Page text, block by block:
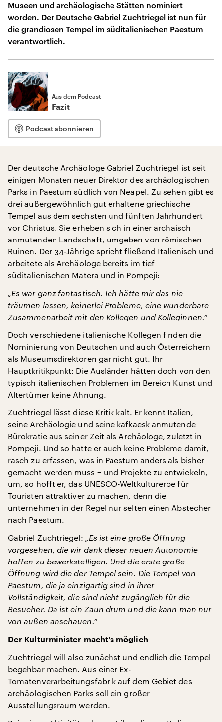
Museen und archäologische Stätten nominiert
worden. Der Deutsche Gabriel Zuchtriegel ist nun für
die grandiosen Tempel im süditalienischen Paestum
verantwortlich.
Aus dem Podcast
Fazit
Podcast abonnieren
Der deutsche Archäologe Gabriel Zuchtriegel ist seit
einigen Monaten neuer Direktor des archäologischen
Parks in Paestum südlich von Neapel. Zu sehen gibt es
drei außergewöhnlich gut erhaltene griechische
Tempel aus dem sechsten und fünften Jahrhundert
vor Christus. Sie erheben sich in einer archaisch
anmutenden Landschaft, umgeben von römischen
Ruinen. Der 34-Jährige spricht fließend Italienisch und
arbeitete als Archäologe bereits im tief
süditalienischen Matera und in Pompeji:
„Es war ganz fantastisch. Ich hätte mir das nie
träumen lassen, keinerlei Probleme, eine wunderbare
Zusammenarbeit mit den Kollegen und Kolleginnen.“
Doch verschiedene italienische Kollegen finden die
Nominierung von Deutschen und auch Österreichern
als Museumsdirektoren gar nicht gut. Ihr
Hauptkritikpunkt: Die Ausländer hätten doch von den
typisch italienischen Problemen im Bereich Kunst und
Altertümer keine Ahnung.
Zuchtriegel lässt diese Kritik kalt. Er kennt Italien,
seine Archäologie und seine kafkaesk anmutende
Bürokratie aus seiner Zeit als Archäologe, zuletzt in
Pompeji. Und so hatte er auch keine Probleme damit,
rasch zu erfassen, was in Paestum anders als bisher
gemacht werden muss − und Projekte zu entwickeln,
um, so hofft er, das UNESCO-Weltkulturerbe für
Touristen attraktiver zu machen, denn die
unternehmen in der Regel nur selten einen Abstecher
nach Paestum.
Gabriel Zuchtriegel: „Es ist eine große Öffnung
vorgesehen, die wir dank dieser neuen Autonomie
hoffen zu bewerkstelligen. Und die erste große
Öffnung wird die der Tempel sein. Die Tempel von
Paestum, die ja einzigartig sind in ihrer
Vollständigkeit, die sind nicht zugänglich für die
Besucher. Da ist ein Zaun drum und die kann man nur
von außen anschauen.“
Der Kulturminister macht's möglich
Zuchtriegel will also zunächst und endlich die Tempel
begehbar machen. Aus einer Ex-
Tomatenverarbeitungsfabrik auf dem Gebiet des
archäologischen Parks soll ein großer
Ausstellungsraum werden.